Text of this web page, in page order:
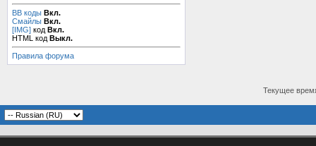
BB коды Вкл.
Смайлы Вкл.
[IMG] код Вкл.
HTML код Выкл.
Правила форума
Текущее